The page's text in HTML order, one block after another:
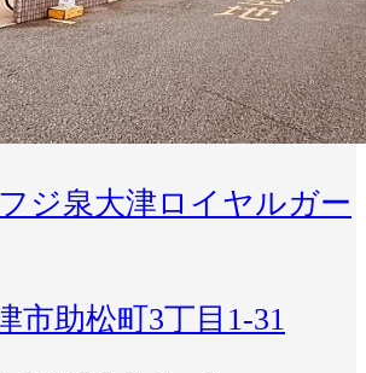
ジ泉大津ロイヤルガー
市助松町3丁目1-31